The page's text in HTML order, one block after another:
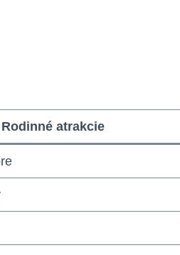
Rodinné atrakcie